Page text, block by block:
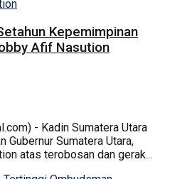
Kepemimpinan
Afif Nasution
- Kadin Sumatera Utara
Sumatera Utara,
atas terobosan dan gerak...